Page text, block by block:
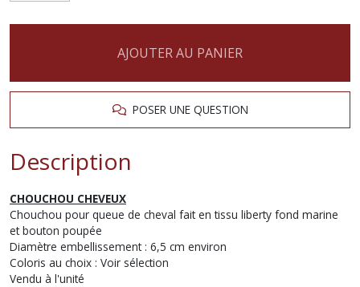
AJOUTER AU PANIER
POSER UNE QUESTION
Description
CHOUCHOU CHEVEUX
Chouchou pour queue de cheval fait en tissu liberty fond marine
et bouton poupée
Diamètre embellissement : 6,5 cm environ
Coloris au choix : Voir sélection
Vendu à l'unité